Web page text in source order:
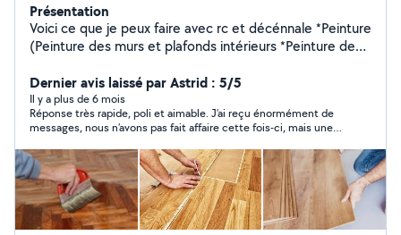
Présentation
Voici ce que je peux faire avec rc et décénnale *Peinture
(Peinture des murs et plafonds intérieurs *Peinture des
d'enduit et lissage des surfaces Rénovation de peinture
ancienne *Peinture sur boiseries portes, fenêtres,
plinthes, etc.) *Chape *Moquette *Placo *Ragreage
*Bandes *Carrelage *Faïence *parquet *Travertin *la
peinture et le placo (collé, raillé, bandes),*le ratissage,
crépi façade, peinture façade, réparation façade *pose
tous types de parquet, terrasse bois, bardage façade,
*montage meuble en kit, cuisine, sdb *rénovation neuf
et ancien, prix attractifs *pose toile de verre,*pose
Dernier avis laissé par Astrid : 5/5
Il y a plus de 6 mois
Réponse très rapide, poli et aimable. J’ai reçu énormément de
messages, nous n’avons pas fait affaire cette fois-ci, mais une